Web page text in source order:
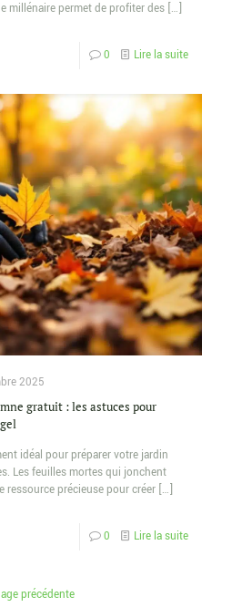
millénaire permet de profiter des […]
0 Lire la suite
2025
gratuit : les astuces pour
idéal pour préparer votre jardin
Les feuilles mortes qui jonchent
ressource précieuse pour créer […]
0 Lire la suite
précédente